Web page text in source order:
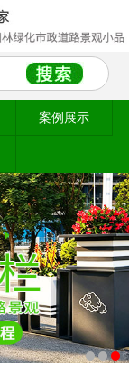
案例展示